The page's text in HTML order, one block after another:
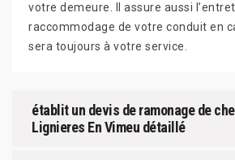
votre demeure. Il assure aussi
raccommodage de votre conduit en
sera toujours à votre service.
établit un devis de ramonage de
Lignieres En Vimeu détaillé